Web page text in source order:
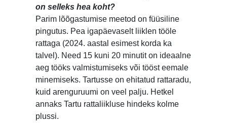
on selleks hea koht?
Parim lõõgastumise meetod on füüsiline
pingutus. Pea igapäevaselt liiklen tööle
rattaga (2024. aastal esimest korda ka
talvel). Need 15 kuni 20 minutit on ideaalne
aeg tööks valmistumiseks või tööst eemale
minemiseks. Tartusse on ehitatud rattaradu,
kuid arenguruumi on veel palju. Hetkel
annaks Tartu rattaliikluse hindeks kolme
plussi.